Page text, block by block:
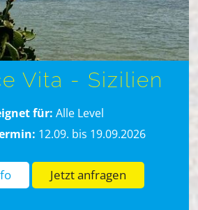
Vita - Sizilien
für: Alle Level
12.09. bis 19.09.2026
Jetzt anfragen